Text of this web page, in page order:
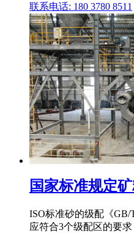
联系电话: 180 3780 8511
国家标准规定
ISO标准砂的级配《
应符合3个级配区的要